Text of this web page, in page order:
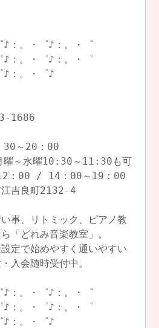
：。・゜♪：。・゜
：。・゜♪：。・゜
♪：。・゜♪
1686
30～20：00
曜～水曜10:30～11:30も可
12：00 / 14：00～19：00
江吉良町2132-4
事、リトミック、ピアノ教
「どれみ音楽教室」。
定で始めやすく通いやすい
入会随時受付中。
：。・゜♪：。・゜
：。・゜♪：。・゜
♪：。・゜♪